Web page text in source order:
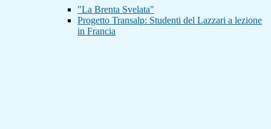
"La Brenta Svelata"
Progetto Transalp: Studenti del Lazzari a lezione
in Francia